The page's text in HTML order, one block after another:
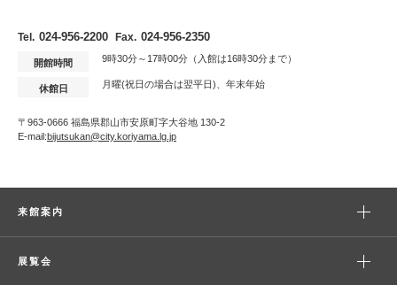
Tel. 024-956-2200 Fax. 024-956-2350
開館時間 9時30分～17時00分（入館は16時30分まで）
休館日 月曜(祝日の場合は翌平日)、年末年始
〒963-0666 福島県郡山市安原町字大谷地 130-2
E-mail:bijutsukan@city.koriyama.lg.jp
来館案内
展覧会